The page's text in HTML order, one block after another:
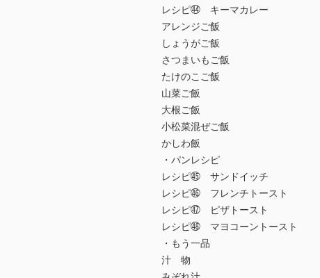
レシピ㊹ キーマカレー
アレンジご飯
しょうがご飯
さつまいもご飯
たけのこご飯
山菜ご飯
大根ご飯
小松菜混ぜご飯
かしわ飯
・パンレシピ
レシピ㊺ サンドイッチ
レシピ㊻ フレンチトースト
レシピ㊼ ピザトースト
レシピ㊽ マヨコーントースト
・もう一品
汁 物